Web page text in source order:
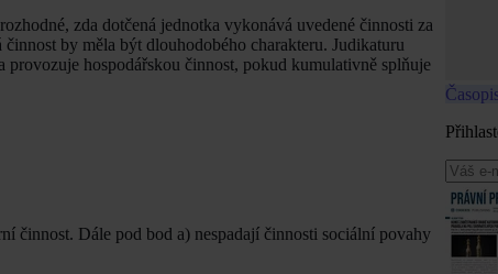
zda dotčená jednotka vykonává uvedené činnosti za
by měla být dlouhodobého charakteru. Judikaturu
provozuje hospodářskou činnost, pokud kumulativně splňuje
činnost. Dále pod bod a) nespadají činnosti sociální povahy